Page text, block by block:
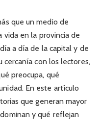
que un medio de
vida en la provincia de
a día de la capital y de
cercanía con los lectores,
preocupa, qué
En este artículo
que generan mayor
y qué reflejan